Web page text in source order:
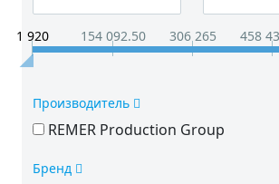
1 920 154 092.50 306 265 458
Производитель
REMER Production Group
Бренд